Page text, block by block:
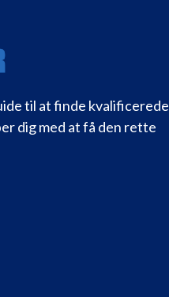
til at finde kvalificerede
dig med at få den rette